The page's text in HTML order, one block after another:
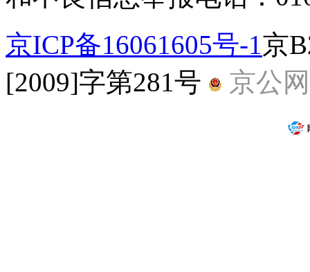
京ICP备16061605号-1京
[2009]字第281号
京公